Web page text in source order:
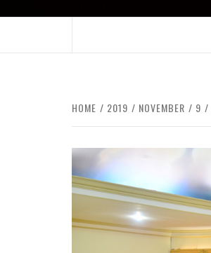
HOME 2019 NOVEMBER 9